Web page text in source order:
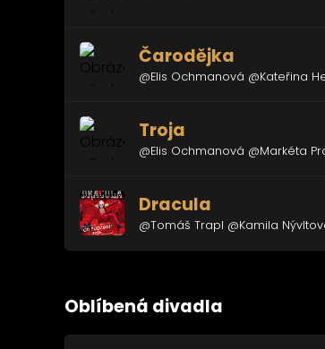
Čarodějka
@Elis Ochmanová @Kateřina
Troja
@Elis Ochmanová @Markéta
Dracula
@Tomáš Trapl @Kamila
Oblíbená divadla